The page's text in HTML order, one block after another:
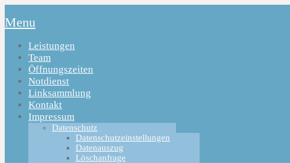
Menu
Leistungen
Team
Öffnungszeiten
Notdienst
Linksammlung
Kontakt
Impressum
Datenschutz
Datenschutzeinstellungen
Datenauszug
Löschanfrage